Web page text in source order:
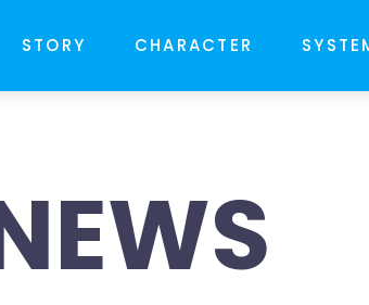
STORY CHARACTER